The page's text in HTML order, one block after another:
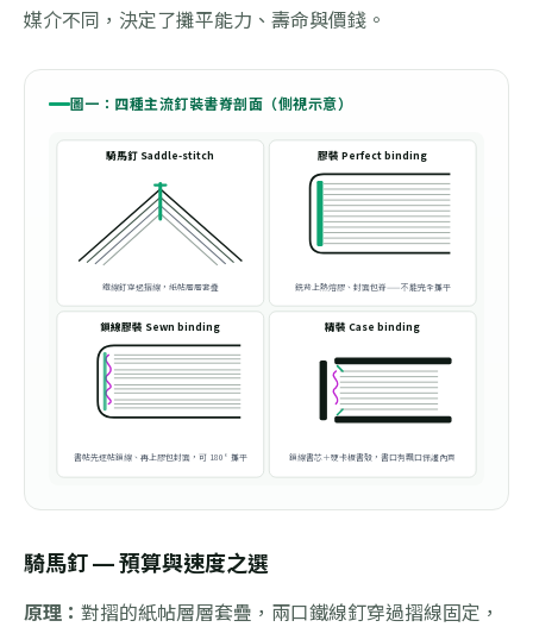
媒介不同，決定了攤平能力、壽命與價錢。
圖一：四種主流釘裝書脊剖面（側視示意）
騎馬釘 Saddle-stitch
鐵線釘穿過摺線，紙帖層層套疊
膠裝 Perfect binding
銑背上熱熔膠、封面包脊——不能完全攤平
鎖線膠裝 Sewn binding
書帖先逐帖鎖線、再上膠包封面，可 180° 攤平
精裝 Case binding
鎖線書芯＋硬卡板書殼，書口有飄口保護內頁
騎馬釘 — 預算與速度之選
原理： 對摺的紙帖層層套疊，兩口鐵線釘穿過摺線固定，